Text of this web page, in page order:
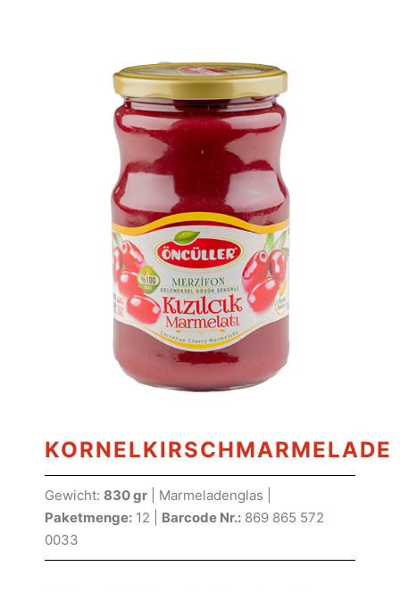
KORNELKIRSCHMARMELADE
Gewicht: 830 gr | Marmeladenglas |
Paketmenge: 12 | Barcode Nr.: 869 865 572
0033